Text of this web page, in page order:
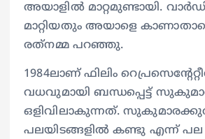
അയാളില്‍ മാറ്റമുണ്ടായി.
മാറ്റിയതും അയാളെ
രത്‌നമ്മ പറഞ്ഞു.
1984ലാണ് ഫിലിം
വധവുമായി ബന്ധപ്പെട്ട്
ഒളിവിലാകുന്നത്.
പലയിടങ്ങളില്‍ കണ്ടു എന്ന്